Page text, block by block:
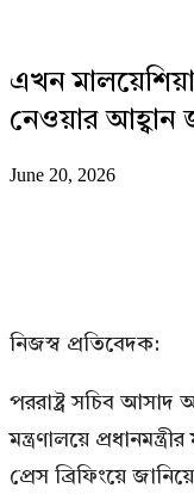
এখন
নেওয়ার আহ্বান
June 20, 2026
নিজস্ব প্রতিবেদক:
পররাষ্ট্র সচিব আসাদ
মন্ত্রণালয়ে
প্রেস ব্রিফিংয়ে